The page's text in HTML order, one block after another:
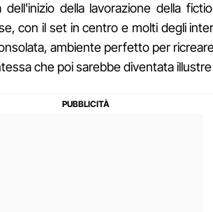
della lavorazione della
con il set in centro e molti degli
ambiente perfetto per
che poi sarebbe diventata